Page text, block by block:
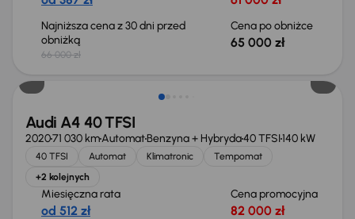
Najniższa cena z 30 dni przed
obniżką
66 000 zł
Cena po obniżce
65 000 zł
Taniej o 1 000 zł
Audi A4 40 TFSI
202071 030 kmAutomatBenzyna + Hybryda40 TFSI140 kW
40 TFSI Automat Klimatronic
Tempomat
+2 kolejnych
Miesięczna rata
od 512 zł
Cena promocyjna
82 000 zł